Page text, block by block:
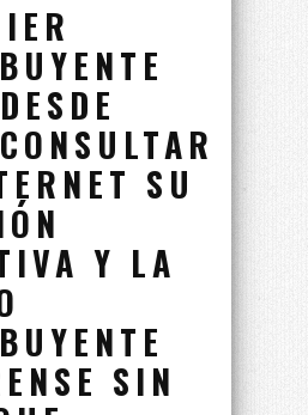
SU
Y LA
SIN